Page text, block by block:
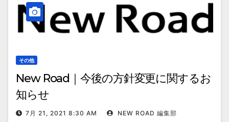
その他
New Road｜今後の方針変更に関するお
知らせ
7月 21, 2021 8:30 AM NEW ROAD 編集部